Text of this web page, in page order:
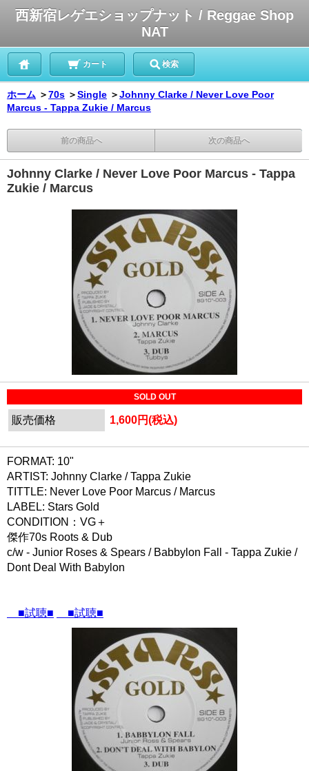
西新宿レゲエショップナット / Reggae Shop
NAT
カート 検索
ホーム ＞70s ＞Single ＞Johnny Clarke / Never Love Poor
Marcus - Tappa Zukie / Marcus
前の商品へ 次の商品へ
Johnny Clarke / Never Love Poor Marcus - Tappa
Zukie / Marcus
SOLD OUT
販売価格 1,600円(税込)
FORMAT: 10"
ARTIST: Johnny Clarke / Tappa Zukie
TITTLE: Never Love Poor Marcus / Marcus
LABEL: Stars Gold
CONDITION：VG＋
傑作70s Roots & Dub
c/w - Junior Roses & Spears / Babbylon Fall - Tappa Zukie /
Dont Deal With Babylon
■試聴■ ■試聴■